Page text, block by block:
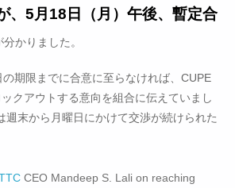
、5月18日（月）午後、暫定合
分かりました。
期限までに合意に至らなければ、CUPE
クアウトする意向を組合に伝えていまし
週末から月曜日にかけて交渉が続けられた
CEO Mandeep S. Lali on reaching